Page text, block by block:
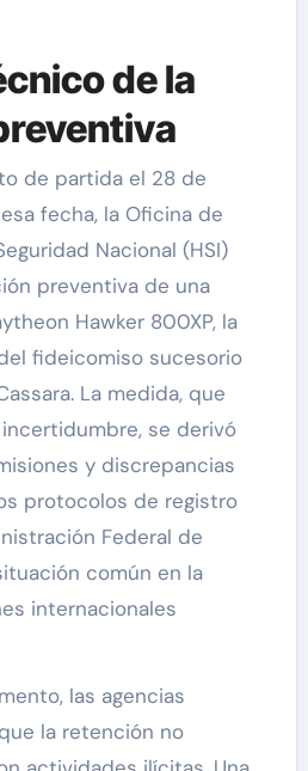
de la
de partida el 28 de
fecha, la Oficina de
Nacional (HSI)
preventiva de una
Hawker 800XP, la
fideicomiso sucesorio
La medida, que
se derivó
y discrepancias
protocolos de registro
Federal de
común en la
internacionales
las agencias
la retención no